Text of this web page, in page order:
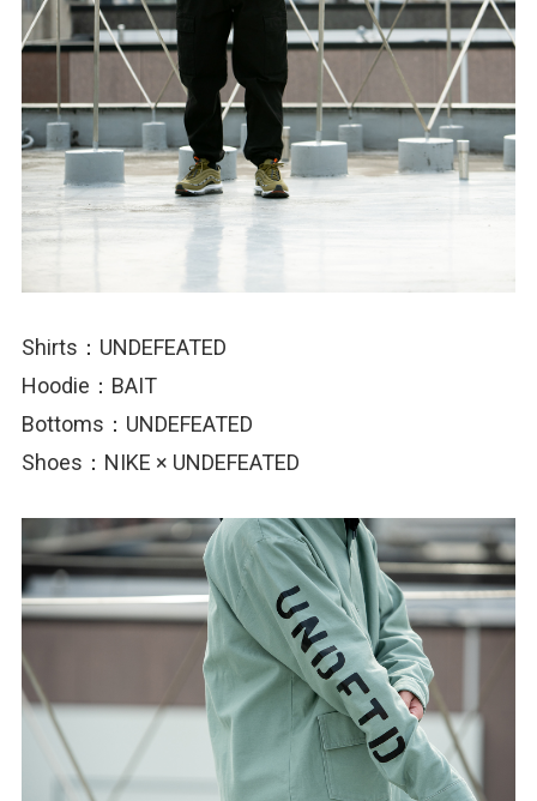
Shirts：UNDEFEATED
Hoodie：BAIT
Bottoms：UNDEFEATED
Shoes：NIKE × UNDEFEATED